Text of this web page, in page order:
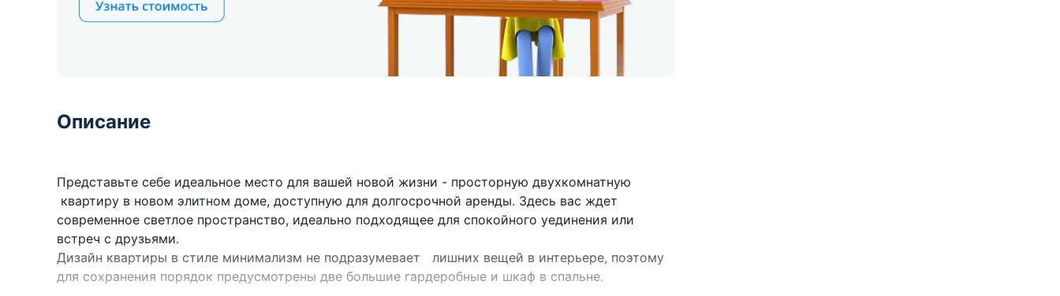
Описание
Представьте себе идеальное место для вашей новой жизни - просторную двухкомнатную
квартиру в новом элитном доме, доступную для долгосрочной аренды. Здесь вас ждет
современное светлое пространство, идеально подходящее для спокойного уединения или
встреч с друзьями.
Дизайн квартиры в стиле минимализм не подразумевает лишних вещей в интерьере, поэтому
для сохранения порядок предусмотрены две большие гардеробные и шкаф в спальне.